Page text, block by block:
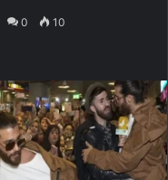
0 10